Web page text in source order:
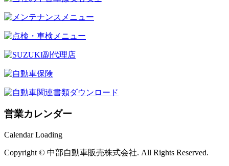
営業カレンダー
Calendar Loading
Copyright © 中部自動車販売株式会社. All Rights Reserved.